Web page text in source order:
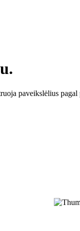
paveikslėlius pagal